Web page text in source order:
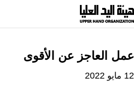
انتقل
إلى
عمل العاجز عن الأقوى
12 مايو 2022